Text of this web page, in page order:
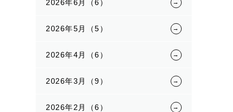
2026年6月（6）
2026年5月（5）
2026年4月（6）
2026年3月（9）
2026年2月（6）